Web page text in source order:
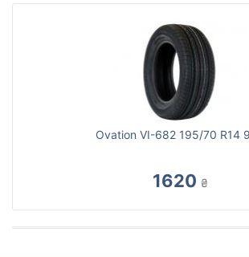
Ovation VI-682 195/70 R14
1620 ₴